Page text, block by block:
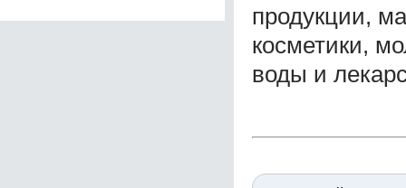
продукции,
косметики,
воды и